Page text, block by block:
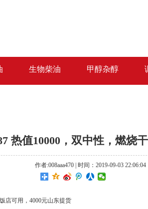
生物柴油 甲醇杂醇
热值10000，双中性，燃烧
作者:008aaa470 | 时间：2019-09-03 22:06:04
店可用，4000元山东提货